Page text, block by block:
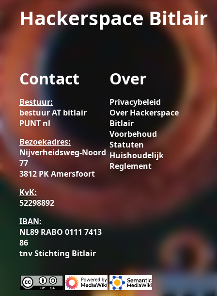
Hackerspace Bitlair
Contact
Bestuur:
bestuur AT bitlair
PUNT nl
Bezoekadres:
Nijverheidsweg-Noord
77
3812 PK Amersfoort
KvK:
52298892
IBAN:
NL89 RABO 0111 7413
86
tnv Stichting Bitlair
Over
Privacybeleid
Over Hackerspace
Bitlair
Voorbehoud
Statuten
Huishoudelijk
Reglement